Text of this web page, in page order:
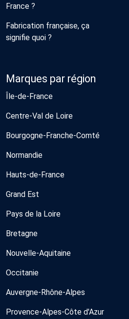
France ?
Fabrication française, ça
signifie quoi ?
Marques par région
Île-de-France
Centre-Val de Loire
Bourgogne-Franche-Comté
Normandie
Hauts-de-France
Grand Est
Pays de la Loire
Bretagne
Nouvelle-Aquitaine
Occitanie
Auvergne-Rhône-Alpes
Provence-Alpes-Côte d'Azur